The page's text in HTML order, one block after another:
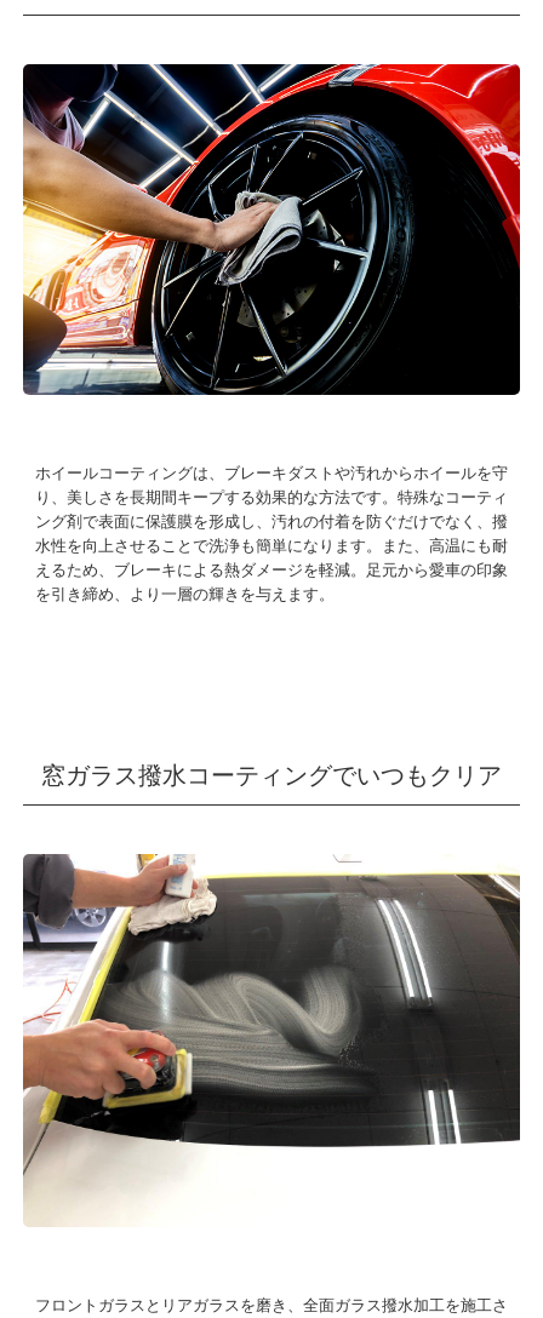
ホイールコーティングは、ブレーキダストや汚れからホイールを守
り、美しさを長期間キープする効果的な方法です。特殊なコーティ
ング剤で表面に保護膜を形成し、汚れの付着を防ぐだけでなく、撥
水性を向上させることで洗浄も簡単になります。また、高温にも耐
えるため、ブレーキによる熱ダメージを軽減。足元から愛車の印象
を引き締め、より一層の輝きを与えます。
窓ガラス撥水コーティングでいつもクリア
フロントガラスとリアガラスを磨き、 全面ガラス撥水加工を施工さ